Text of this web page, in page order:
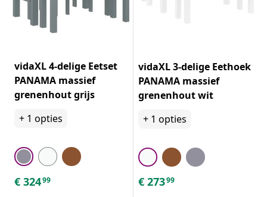
vidaXL 4-delige Eetset
PANAMA massief
grenenhout grijs
+ 1 opties
€ 32499
vidaXL 3-delige Eethoek
PANAMA massief
grenenhout wit
+ 1 opties
€ 27399